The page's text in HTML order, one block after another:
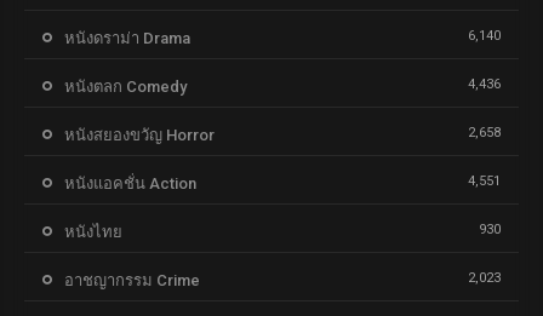
หนังดราม่า Drama 6,140
หนังตลก Comedy 4,436
หนังสยองขวัญ Horror 2,658
หนังแอคชั่น Action 4,551
หนังไทย 930
อาชญากรรม Crime 2,023